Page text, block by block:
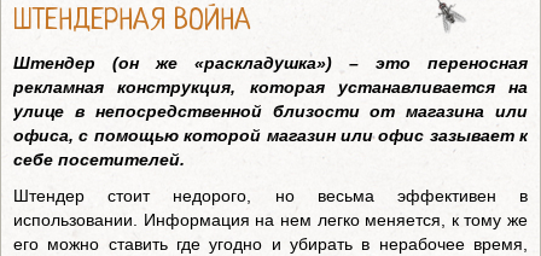
ШТЕНДЕРНАЯ ВОЙНА
Штендер (он же «раскладушка») – это переносная
рекламная конструкция, которая устанавливается на
улице в непосредственной близости от магазина или
офиса, с помощью которой магазин или офис зазывает к
себе посетителей.
Штендер стоит недорого, но весьма эффективен в
использовании. Информация на нем легко меняется, к тому же
его можно ставить где угодно и убирать в нерабочее время,